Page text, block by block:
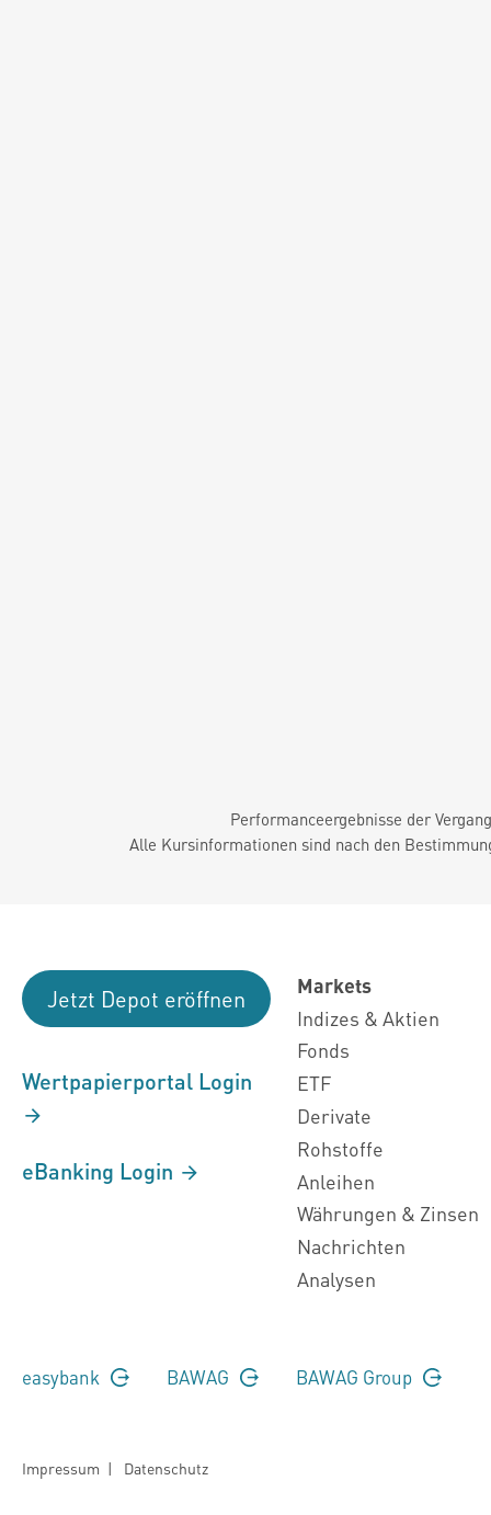
Performanceergebnisse der
Alle Kursinformationen sind nach den
Jetzt Depot eröffnen
Wertpapierportal Login
eBanking Login
Markets
Indizes & Aktien
Fonds
ETF
Derivate
Rohstoffe
Anleihen
Währungen & Zinsen
Nachrichten
Analysen
easybank BAWAG BAWAG Group
Impressum | Datenschutz